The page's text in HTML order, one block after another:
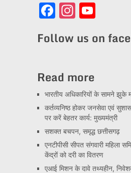
Facebook
Follow us on
Read more
भारतीय अधिकारियों के सामने झुके
कर्तव्यनिष्ठ होकर जनसेवा एवं
पर करें बेहतर कार्य: मुख्यमंत्री
सशक्त बचपन, समृद्ध छत्तीसगढ़
एनटीपीसी सीपत संगवारी महिला
केंद्रों को दरी का वितरण
एआई मिशन के दावे तथ्यहीन,